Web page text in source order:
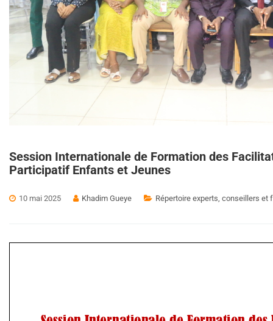
Session Internationale de Formation des
Participatif Enfants et Jeunes
10 mai 2025 Khadim Gueye Répertoire experts, conseillers et